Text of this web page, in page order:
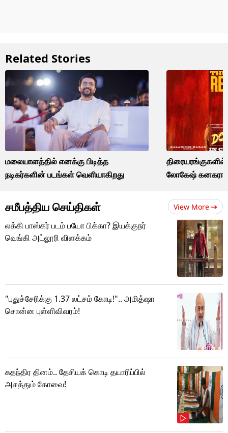
Related Stories
மலையாளத்தில் எனக்கு பிடித்த
நடிகர்களின் படங்கள் வெளியாகிறது
லோகேஷ்
சமீபத்திய செய்திகள் View More
லக்கி பாஸ்கர் படம் பயோ பிக்கா? இயக்குநர்
வெங்கி அட்லூரி விளக்கம்
"புதுச்சேரிக்கு 1.37 லட்சம் கோடி!".. அமித்ஷா
சொன்ன புள்ளிவிவரம்!
சுதந்திர தினம்.. தேசியக் கொடி தயாரிப்பில்
அசத்தும் கோவை!